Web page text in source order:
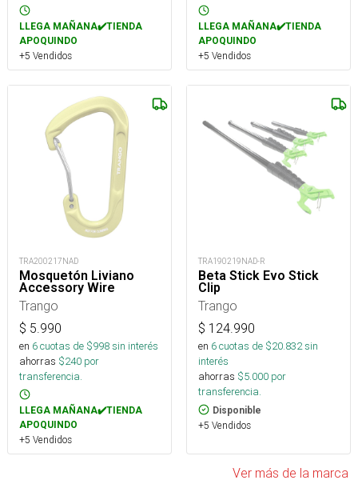
LLEGA MAÑANA✔️TIENDA
APOQUINDO
+5 Vendidos
LLEGA MAÑANA✔️TIENDA
APOQUINDO
+5 Vendidos
TRA200217NAD
Mosquetón Liviano
Accessory Wire
Trango
$ 5.990
en 6cuotas de $998sin interés
ahorras $240 por
transferencia.
LLEGA MAÑANA✔️TIENDA
APOQUINDO
+5 Vendidos
TRA190219NAD-R
Beta Stick Evo Stick
Clip
Trango
$ 124.990
en 6cuotas de $20.832sin
interés
ahorras $5.000 por
transferencia.
Disponible
+5 Vendidos
Ver más de la marca